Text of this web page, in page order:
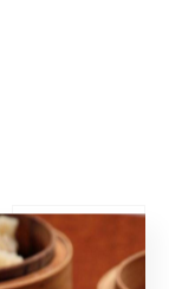
次のページ >